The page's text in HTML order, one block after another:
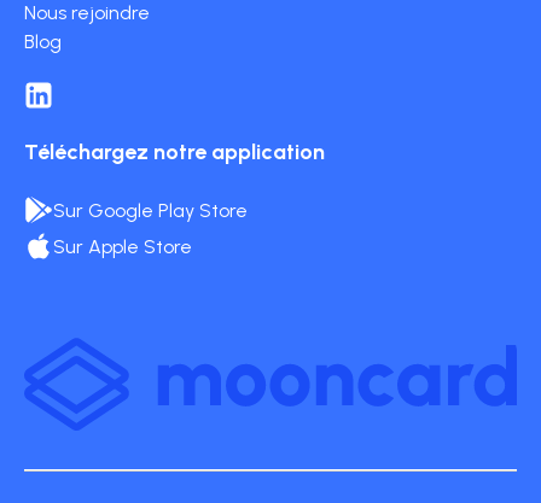
Nous rejoindre
Blog
Téléchargez notre application
Sur Google Play Store
Sur Apple Store